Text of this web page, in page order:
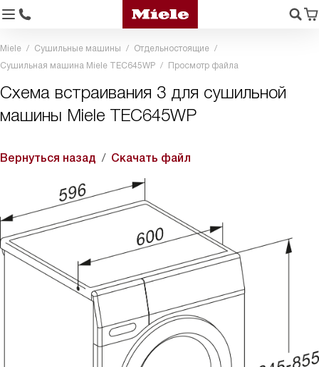
Miele Сушильные машины
Отдельностоящие
Сушильная машина Miele TEC645WP
Просмотр файла
Схема встраивания 3 для сушильной
машины Miele TEC645WP
Вернуться назад Скачать файл